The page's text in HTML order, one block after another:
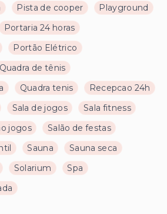
Pista de cooper
Playground
Portaria 24 horas
Portão Elétrico
Quadra de tênis
Quadra tenis
Recepcao 24h
Sala de jogos
Sala fitness
jogos
Salão de festas
Sauna
Sauna seca
Solarium
Spa